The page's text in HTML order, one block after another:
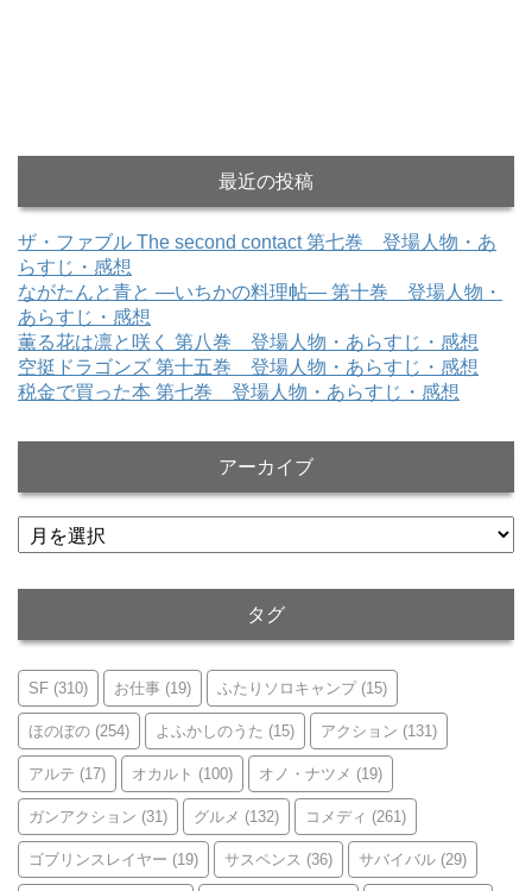
最近の投稿
ザ・ファブル The second contact 第七巻 登場人物・あ
らすじ・感想
ながたんと青と ―いちかの料理帖― 第十巻 登場人物・
あらすじ・感想
薫る花は凛と咲く 第八巻 登場人物・あらすじ・感想
空挺ドラゴンズ 第十五巻 登場人物・あらすじ・感想
税金で買った本 第七巻 登場人物・あらすじ・感想
アーカイブ
ア
ー
タグ
SF (310) お仕事 (19) ふたりソロキャンプ(15)
ほのぼの (254) よふかしのうた (15) アクション (131)
アルテ (17) オカルト (100) オノ・ナツメ (19)
ガンアクション (31) グルメ (132) コメディ (261)
ゴブリンスレイヤー (19) サスペンス (36) サバイバル (29)